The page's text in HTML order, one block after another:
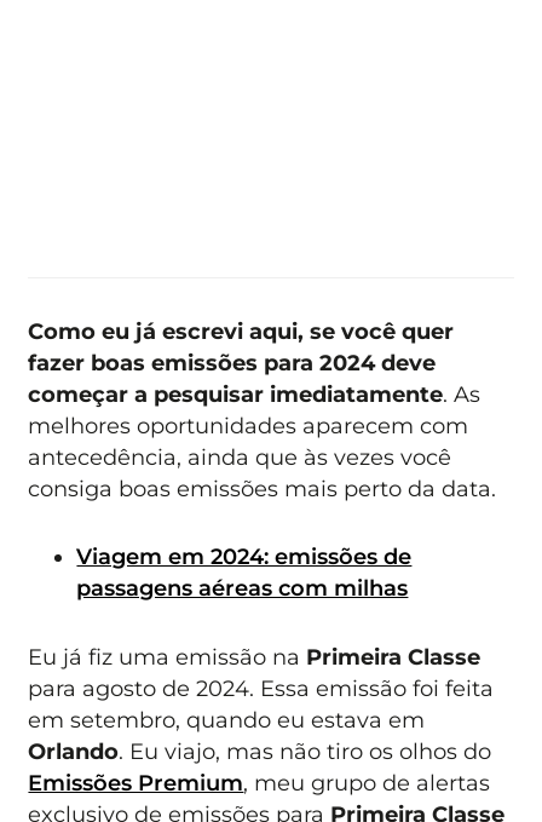
Como eu já escrevi aqui, se você quer
fazer boas emissões para 2024 deve
começar a pesquisar imediatamente. As
melhores oportunidades aparecem com
antecedência, ainda que às vezes você
consiga boas emissões mais perto da data.
Viagem em 2024: emissões de
passagens aéreas com milhas
Eu já fiz uma emissão na Primeira Classe
para agosto de 2024. Essa emissão foi feita
em setembro, quando eu estava em
Orlando. Eu viajo, mas não tiro os olhos do
Emissões Premium, meu grupo de alertas
exclusivo de emissões para Primeira Classe